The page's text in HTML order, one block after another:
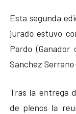
Esta segunda
jurado estuvo
Pardo
Sanchez
Tras la entrega
de plenos la